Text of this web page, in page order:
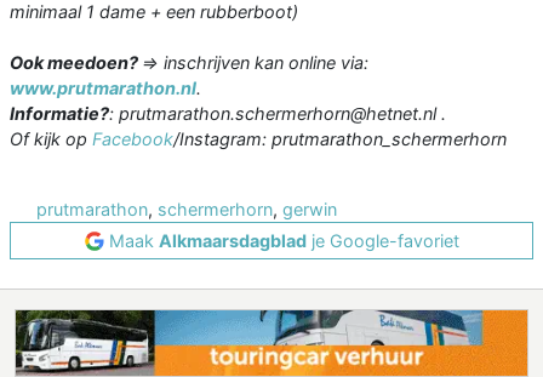
minimaal 1 dame + een rubberboot)
Ook meedoen? => inschrijven kan online via:
www.prutmarathon.nl.
Informatie?: prutmarathon.schermerhorn@hetnet.nl .
Of kijk op Facebook/Instagram: prutmarathon_schermerhorn
prutmarathon, schermerhorn, gerwin
Maak Alkmaarsdagbladje Google-favoriet